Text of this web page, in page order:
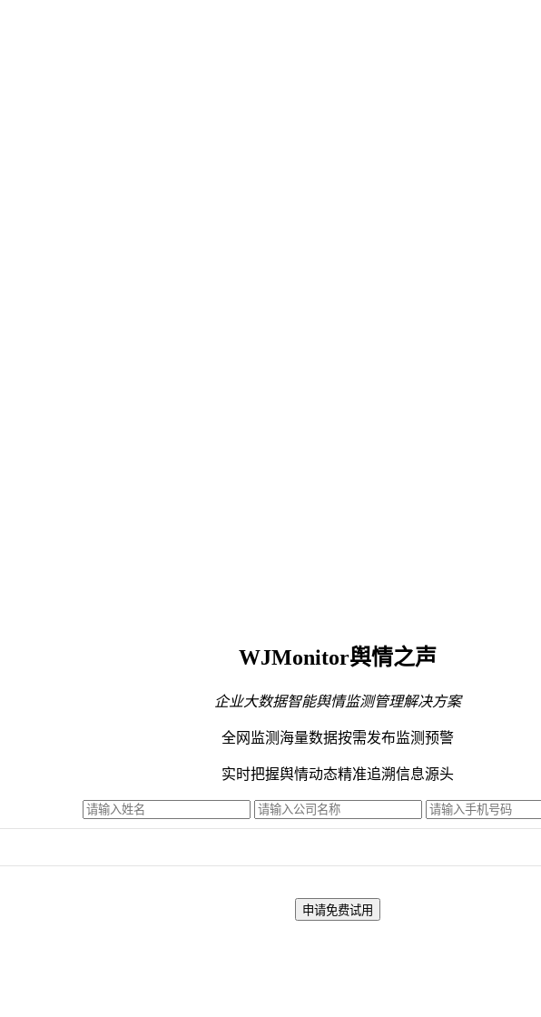
WJMonitor舆情之声
企业大数据智能舆情监测管理解决方案
全网监测海量数据按需发布监测预警
实时把握舆情动态精准追溯信息源头